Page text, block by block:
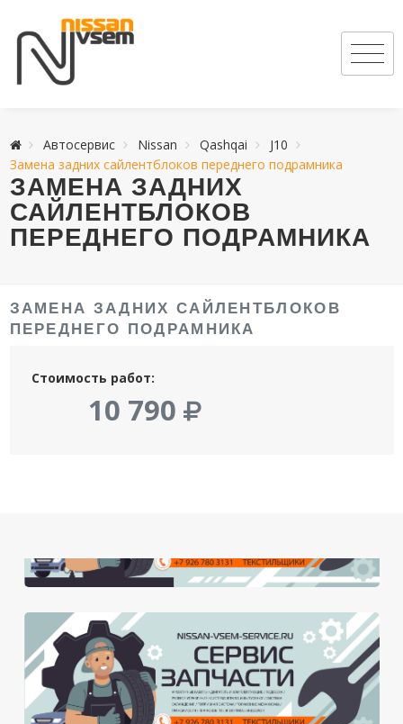
Автосервис Nissan Qashqai
J10
Замена задних сайлентблоков переднего подрамника
ЗАМЕНА ЗАДНИХ
САЙЛЕНТБЛОКОВ
ПЕРЕДНЕГО ПОДРАМНИКА
ЗАМЕНА ЗАДНИХ САЙЛЕНТБЛОКОВ
ПЕРЕДНЕГО ПОДРАМНИКА
Стоимость работ:
10 790